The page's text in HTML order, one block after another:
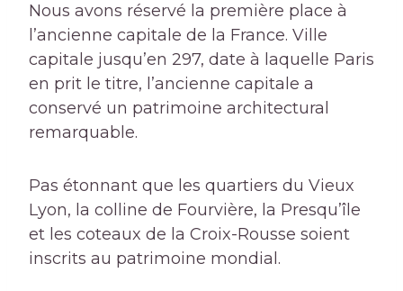
Nous avons réservé la première place à
l’ancienne capitale de la France. Ville
capitale jusqu’en 297, date à laquelle Paris
en prit le titre, l’ancienne capitale a
conservé un patrimoine architectural
remarquable.
Pas étonnant que les quartiers du Vieux
Lyon, la colline de Fourvière, la Presqu’île
et les coteaux de la Croix-Rousse soient
inscrits au patrimoine mondial.